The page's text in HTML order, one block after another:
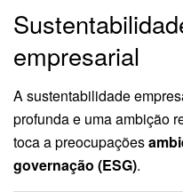
empresarial
A sustentabilidade
profunda e uma ambição
toca a preocupações
governação (ESG).